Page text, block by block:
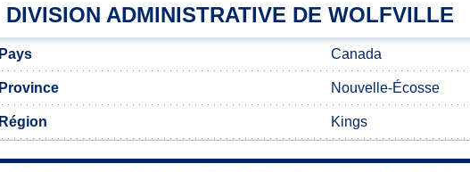
DIVISION ADMINISTRATIVE DE WOLFVILLE
Pays Canada
Province Nouvelle-Écosse
Région Kings